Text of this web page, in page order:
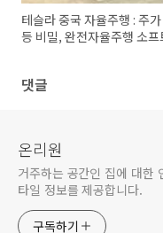
테슬라 중국 자율주행 : 주
등 비밀, 완전자율주행 소프
댓글
온리원
거주하는 공간인 집에 대한
타일 정보를 제공합니다.
구독하기